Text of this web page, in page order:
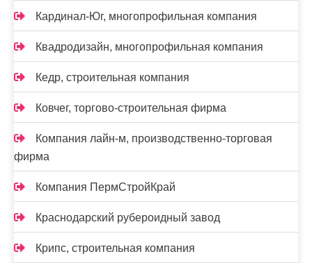
Кардинал-Юг, многопрофильная компания
Квадродизайн, многопрофильная компания
Кедр, строительная компания
Ковчег, торгово-строительная фирма
Компания лайн-м, производственно-торговая
фирма
Компания ПермСтройКрай
Краснодарский рубероидный завод
Крипс, строительная компания